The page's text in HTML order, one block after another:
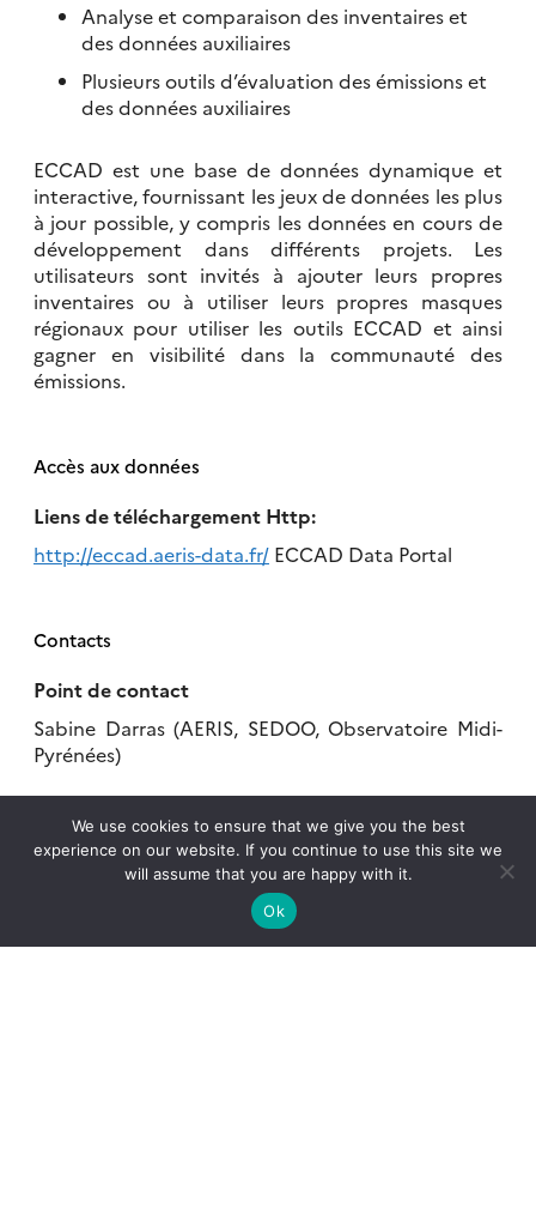
Analyse et comparaison des inventaires et
des données auxiliaires
Plusieurs outils d’évaluation des émissions et
des données auxiliaires
ECCAD est une base de données dynamique et
interactive, fournissant les jeux de données les plus
à jour possible, y compris les données en cours de
développement dans différents projets. Les
utilisateurs sont invités à ajouter leurs propres
inventaires ou à utiliser leurs propres masques
régionaux pour utiliser les outils ECCAD et ainsi
gagner en visibilité dans la communauté des
émissions.
Accès aux données
Liens de téléchargement Http:
http://eccad.aeris-data.fr/ ECCAD Data Portal
Contacts
Point de contact
Sabine Darras (AERIS, SEDOO, Observatoire Midi-
Pyrénées)
sabine.darras@obs-mip.fr Gestionnaire de la base
de données
Investigateur principal
Claire Granier (Laboratoire d’Aérologie)
We use cookies to ensure that we give you the best
experience on our website. If you continue to use this site we
will assume that you are happy with it.
Ok